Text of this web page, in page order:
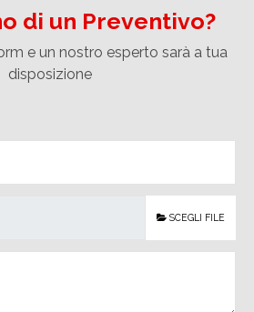
di un Preventivo?
e un nostro esperto sarà a tua
disposizione
SCEGLI FILE